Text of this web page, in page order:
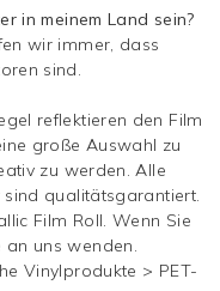
in meinem Land sein?
wir immer, dass
sind.
reflektieren den Film
große Auswahl zu
zu werden. Alle
qualitätsgarantiert.
Film Roll. Wenn Sie
an uns wenden.
Vinylprodukte > PET-